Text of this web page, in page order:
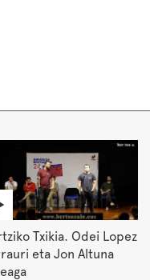
Txikia. Odei Lopez
eta Jon Altuna